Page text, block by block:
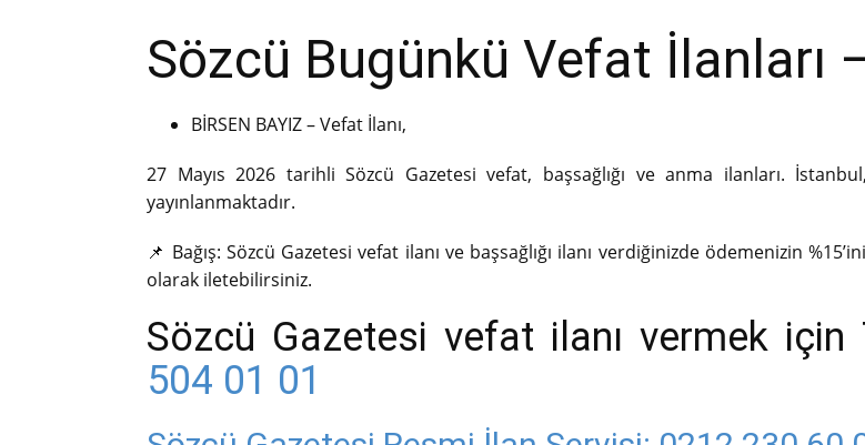
Sözcü Bugünkü Vefat İlanları
BİRSEN BAYIZ – Vefat İlanı,
27 Mayıs 2026 tarihli Sözcü Gazetesi vefat, başsağlığı ve anma ilanları.
yayınlanmaktadır.
📌 Bağış: Sözcü Gazetesi vefat ilanı ve başsağlığı ilanı verdiğinizde ödemenizin
olarak iletebilirsiniz.
Sözcü Gazetesi vefat ilanı vermek
504 01 01